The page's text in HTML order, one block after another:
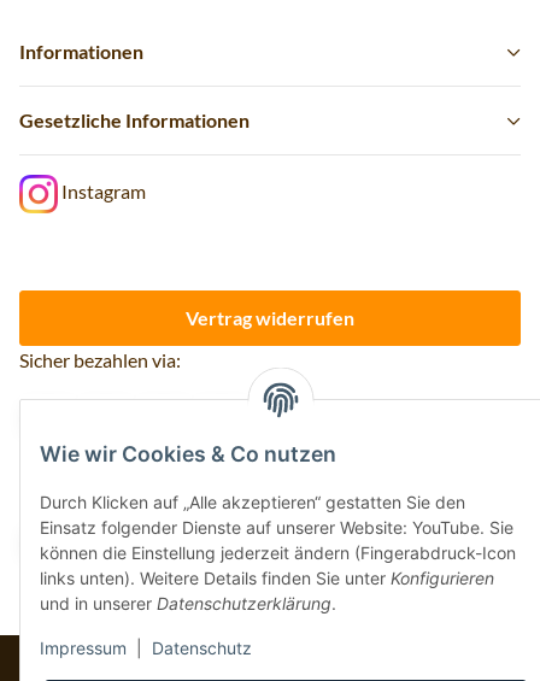
Wie wir Cookies & Co nutzen
Durch Klicken auf „Alle akzeptieren“ gestatten Sie den
Einsatz folgender Dienste auf unserer Website: YouTube. Sie
können die Einstellung jederzeit ändern (Fingerabdruck-Icon
links unten). Weitere Details finden Sie unter Konfigurieren
und in unserer Datenschutzerklärung.
Impressum Datenschutz
Informationen
Gesetzliche Informationen
Instagram
Vertrag widerrufen
Sicher bezahlen via: